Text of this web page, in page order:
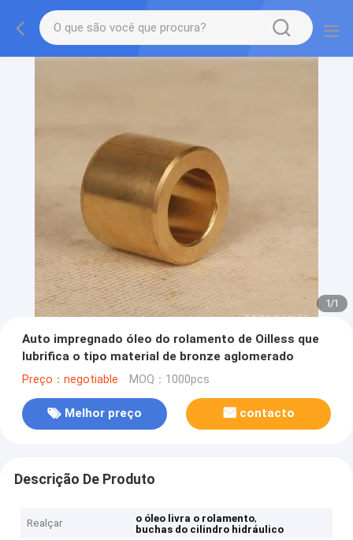
1/1
Auto impregnado óleo do rolamento de Oilless que
lubrifica o tipo material de bronze aglomerado
Preço：negotiable MOQ：1000pcs
Melhor preço contacto
Descrição De Produto
Realçar o óleo livra o rolamento,
buchas do cilindro hidráulico